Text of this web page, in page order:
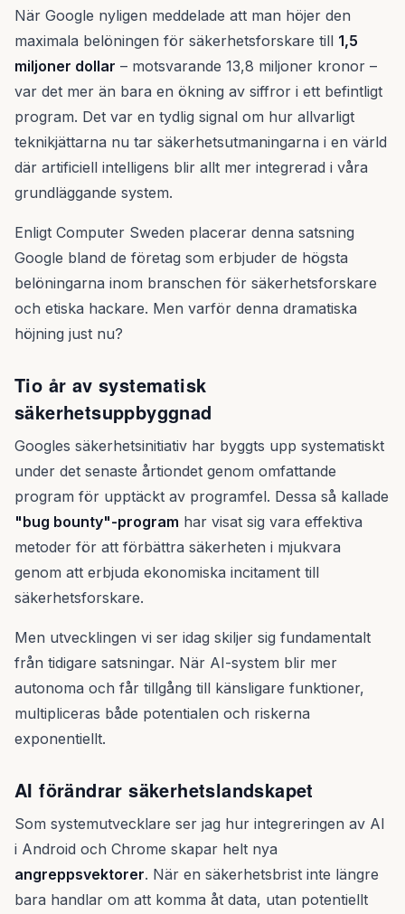
När Google nyligen meddelade att man höjer den
maximala belöningen för säkerhetsforskare till 1,5
miljoner dollar – motsvarande 13,8 miljoner kronor –
var det mer än bara en ökning av siffror i ett befintligt
program. Det var en tydlig signal om hur allvarligt
teknikjättarna nu tar säkerhetsutmaningarna i en värld
där artificiell intelligens blir allt mer integrerad i våra
grundläggande system.
Enligt Computer Sweden placerar denna satsning
Google bland de företag som erbjuder de högsta
belöningarna inom branschen för säkerhetsforskare
och etiska hackare. Men varför denna dramatiska
höjning just nu?
Tio år av systematisk
säkerhetsuppbyggnad
Googles säkerhetsinitiativ har byggts upp systematiskt
under det senaste årtiondet genom omfattande
program för upptäckt av programfel. Dessa så kallade
"bug bounty"-program har visat sig vara effektiva
metoder för att förbättra säkerheten i mjukvara
genom att erbjuda ekonomiska incitament till
säkerhetsforskare.
Men utvecklingen vi ser idag skiljer sig fundamentalt
från tidigare satsningar. När AI-system blir mer
autonoma och får tillgång till känsligare funktioner,
multipliceras både potentialen och riskerna
exponentiellt.
AI förändrar säkerhetslandskapet
Som systemutvecklare ser jag hur integreringen av AI
i Android och Chrome skapar helt nya
angreppsvektorer. När en säkerhetsbrist inte längre
bara handlar om att komma åt data, utan potentiellt